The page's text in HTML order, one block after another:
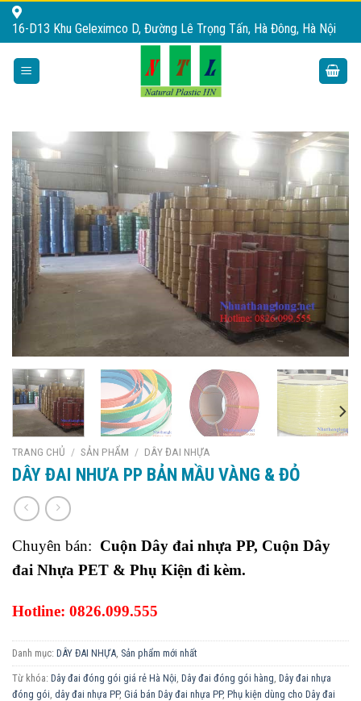
Skip
16-D13 Khu Geleximco D, Đường Lê Trọng Tấn, Hà Đông, Hà Nội
TRANG CHỦ / SẢN PHẨM / DÂY ĐAI NHỰA
DÂY ĐAI NHƯA PP BẢN MẦU VÀNG & ĐỎ
Chuyên bán: Cuộn Dây đai nhựa PP, Cuộn Dây
đai Nhựa PET & Phụ Kiện đi kèm.
Hotline: 0826.099.555
Danh mục: DÂY ĐAI NHỰA Sản phẩm mới nhất
Từ khóa: Dây đai đóng gói giá rẻ Hà Nội Dây đai đóng gói hàng Dây đai nhựa
đóng gói dây đai nhựa PP, Giá bán Dây đai nhựa PP, Phụ kiện dùng cho Dây đai